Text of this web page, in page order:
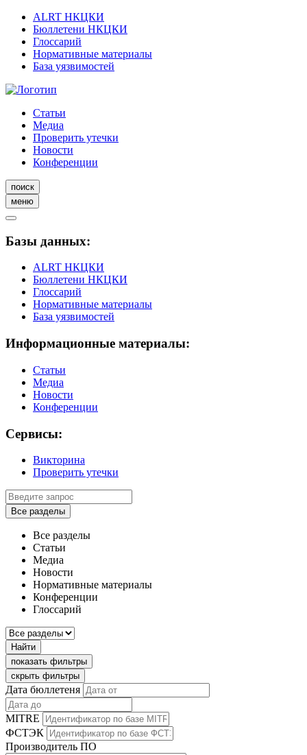
ALRT НКЦКИ
Бюллетени НКЦКИ
Глоссарий
Нормативные материалы
База уязвимостей
Статьи
Медиа
Проверить утечки
Новости
Конференции
поиск
меню
Базы данных:
ALRT НКЦКИ
Бюллетени НКЦКИ
Глоссарий
Нормативные материалы
База уязвимостей
Информационные материалы:
Статьи
Медиа
Новости
Конференции
Сервисы:
Викторина
Проверить утечки
Все разделы
Все разделы
Статьи
Медиа
Новости
Нормативные материалы
Конференции
Глоссарий
Найти
показать фильтры
скрыть фильтры
Дата бюллетеня
MITRE
ФСТЭК
Производитель ПО